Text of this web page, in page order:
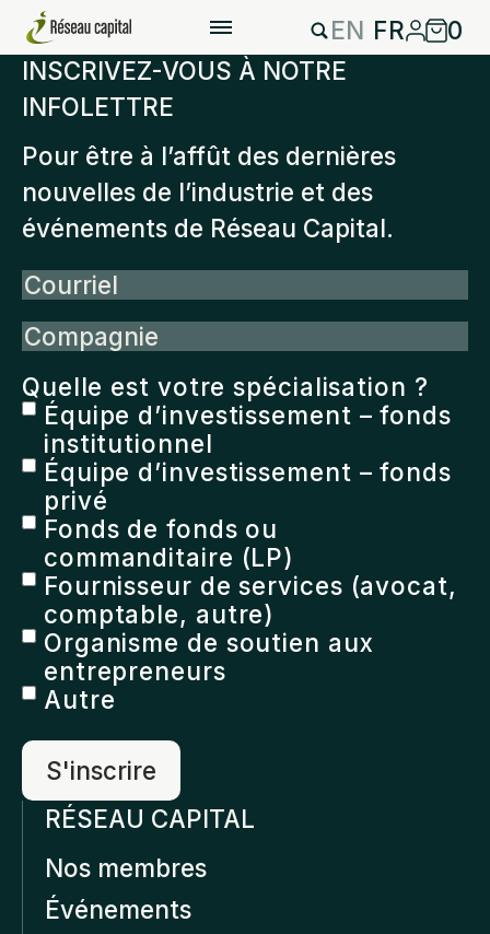
EN FR
0
INSCRIVEZ-VOUS À NOTRE
INFOLETTRE
Pour être à l’affût des dernières
nouvelles de l’industrie et des
événements de Réseau Capital.
Courriel
Compagnie
Quelle est votre spécialisation ?
Équipe d’investissement – fonds
institutionnel
Équipe d’investissement – fonds
privé
Fonds de fonds ou
commanditaire (LP)
Fournisseur de services (avocat,
comptable, autre)
Organisme de soutien aux
entrepreneurs
Autre
RÉSEAU CAPITAL
Nos membres
Événements